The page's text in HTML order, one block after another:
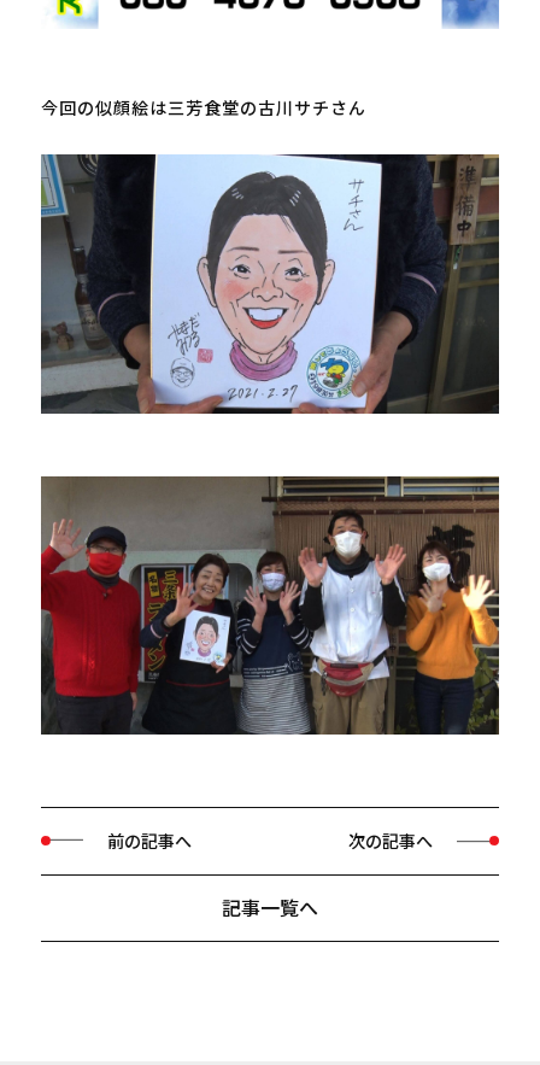
今回の似顔絵は三芳食堂の古川サチさん
前の記事へ
記事一覧へ
次の記事へ